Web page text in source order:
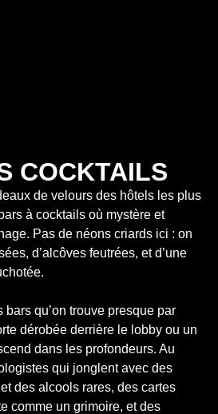
COCKTAILS
de velours des hôtels les plus
à cocktails où mystère et
Pas de néons criards ici : on
d’alcôves feutrées, et d’une
qu’on trouve presque par
dérobée derrière le lobby ou un
dans les profondeurs. Au
qui jonglent avec des
des alcools rares, des cartes
comme un grimoire, et des